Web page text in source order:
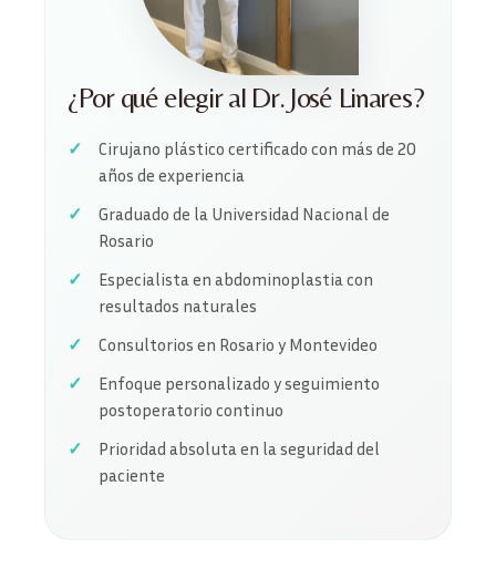
¿Por qué elegir al Dr. José Linares?
Cirujano plástico certificado con más de 20
años de experiencia
Graduado de la Universidad Nacional de
Rosario
Especialista en abdominoplastia con
resultados naturales
Consultorios en Rosario y Montevideo
Enfoque personalizado y seguimiento
postoperatorio continuo
Prioridad absoluta en la seguridad del
paciente